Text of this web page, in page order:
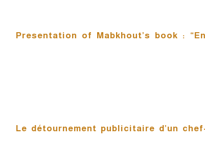
9) Presentation of Mabkhout’s book :
10) Le détournement publicitaire d’un